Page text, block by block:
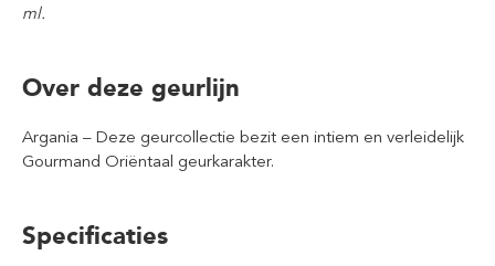
ml.
Over deze geurlijn
Argania – Deze geurcollectie bezit een intiem en verleidelijk
Gourmand Oriëntaal geurkarakter.
Specificaties